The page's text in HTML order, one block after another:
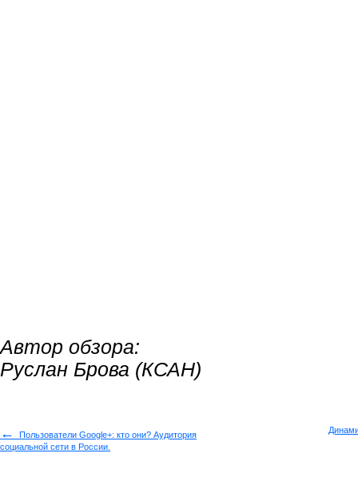
Автор обзора:
Руслан Брова (КСАН)
←
Пользователи Google+: кто они? Аудитория
социальной сети в России.